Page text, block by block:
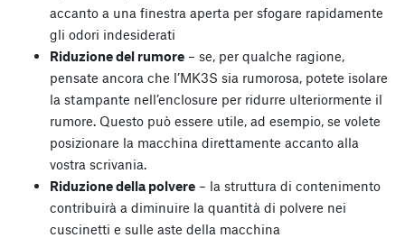
accanto a una finestra aperta per sfogare rapidamente
gli odori indesiderati
Riduzione del rumore – se, per qualche ragione,
pensate ancora che l’MK3S sia rumorosa, potete isolare
la stampante nell’enclosure per ridurre ulteriormente il
rumore. Questo può essere utile, ad esempio, se volete
posizionare la macchina direttamente accanto alla
vostra scrivania.
Riduzione della polvere – la struttura di contenimento
contribuirà a diminuire la quantità di polvere nei
cuscinetti e sulle aste della macchina